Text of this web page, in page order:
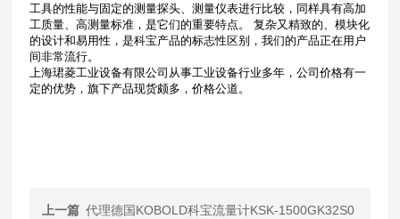
工具的性能与固定的测量探头、测量仪表进行比较，同样具有高加
工质量、高测量标准，是它们的重要特点。
复杂又精致的、模块化
的设计和易用性，是科宝产品的标志性区别，我们的产品正在用户
间非常流行。
上海珺菱工业设备有限公司从事工业设备行业多年，公司价格有一
定的优势，旗下产品现货颇多，价格公道。
上一篇 代理德国KOBOLD科宝流量计KSK-1500GK32S0